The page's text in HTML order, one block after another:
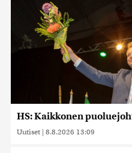
HS: Kaikkonen
Uutiset | 8.8.2026 13:09